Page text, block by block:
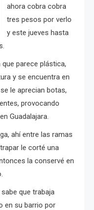
ahora cobra cobra
tres pesos por verlo
y este jueves hasta
que parece plástica,
y se encuentra en
le aprecian botas,
provocando
Guadalajara.
ahí entre las ramas
le corté una
la conservé en
que trabaja
en su barrio por